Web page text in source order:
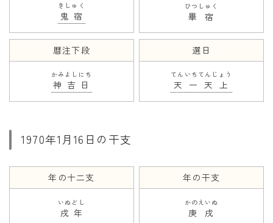
鬼宿
きしゅく
畢宿
ひつしゅく
暦注下段
神吉日
かみよしにち
選日
天一天上
てんいちてんじょう
1970年1月16日の干支
年の十二支
戌年
いぬどし
年の干支
庚戌
かのえいぬ